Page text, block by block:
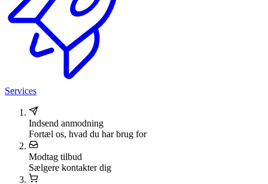
Services
Indsend anmodning
Fortæl os, hvad du har brug for
Modtag tilbud
Sælgere kontakter dig